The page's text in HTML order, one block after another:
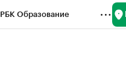
РБК Образование